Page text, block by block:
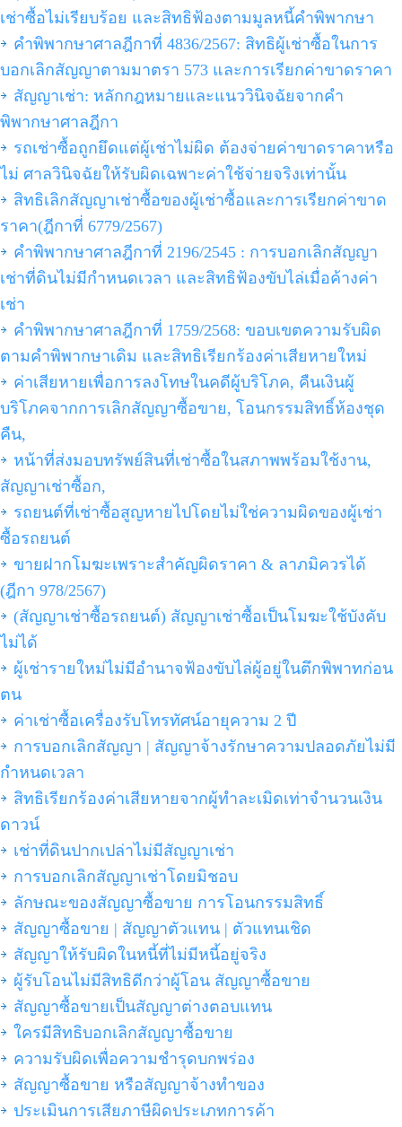
เช่าซื้อไม่เรียบร้อย และสิทธิฟ้องตามมูลหนี้คำพิพากษา
คำพิพากษาศาลฎีกาที่ 4836/2567: สิทธิผู้เช่าซื้อในการ
บอกเลิกสัญญาตามมาตรา 573 และการเรียกค่าขาดราคา
สัญญาเช่า: หลักกฎหมายและแนววินิจฉัยจากคำ
พิพากษาศาลฎีกา
รถเช่าซื้อถูกยึดแต่ผู้เช่าไม่ผิด ต้องจ่ายค่าขาดราคาหรือ
ไม่ ศาลวินิจฉัยให้รับผิดเฉพาะค่าใช้จ่ายจริงเท่านั้น
สิทธิเลิกสัญญาเช่าซื้อของผู้เช่าซื้อและการเรียกค่าขาด
ราคา(ฎีกาที่ 6779/2567)
คำพิพากษาศาลฎีกาที่ 2196/2545 : การบอกเลิกสัญญา
เช่าที่ดินไม่มีกำหนดเวลา และสิทธิฟ้องขับไล่เมื่อค้างค่า
เช่า
คำพิพากษาศาลฎีกาที่ 1759/2568: ขอบเขตความรับผิด
ตามคำพิพากษาเดิม และสิทธิเรียกร้องค่าเสียหายใหม่
ค่าเสียหายเพื่อการลงโทษในคดีผู้บริโภค, คืนเงินผู้
บริโภคจากการเลิกสัญญาซื้อขาย, โอนกรรมสิทธิ์ห้องชุด
คืน,
หน้าที่ส่งมอบทรัพย์สินที่เช่าซื้อในสภาพพร้อมใช้งาน,
สัญญาเช่าซื้อก,
รถยนต์ที่เช่าซื้อสูญหายไปโดยไม่ใช่ความผิดของผู้เช่า
ซื้อรถยนต์
ขายฝากโมฆะเพราะสำคัญผิดราคา & ลาภมิควรได้
(ฎีกา 978/2567)
(สัญญาเช่าซื้อรถยนต์) สัญญาเช่าซื้อเป็นโมฆะใช้บังคับ
ไม่ได้
ผู้เช่ารายใหม่ไม่มีอำนาจฟ้องขับไล่ผู้อยู่ในตึกพิพาทก่อน
ตน
ค่าเช่าซื้อเครื่องรับโทรทัศน์อายุความ 2 ปี
การบอกเลิกสัญญา | สัญญาจ้างรักษาความปลอดภัยไม่มี
กำหนดเวลา
สิทธิเรียกร้องค่าเสียหายจากผู้ทำละเมิดเท่าจำนวนเงิน
ดาวน์
เช่าที่ดินปากเปล่าไม่มีสัญญาเช่า
การบอกเลิกสัญญาเช่าโดยมิชอบ
ลักษณะของสัญญาซื้อขาย การโอนกรรมสิทธิ์
สัญญาซื้อขาย | สัญญาตัวแทน | ตัวแทนเชิด
สัญญาให้รับผิดในหนี้ที่ไม่มีหนี้อยู่จริง
ผู้รับโอนไม่มีสิทธิดีกว่าผู้โอน สัญญาซื้อขาย
สัญญาซื้อขายเป็นสัญญาต่างตอบแทน
ใครมีสิทธิบอกเลิกสัญญาซื้อขาย
ความรับผิดเพื่อความชำรุดบกพร่อง
สัญญาซื้อขาย หรือสัญญาจ้างทำของ
ประเมินการเสียภาษีผิดประเภทการค้า